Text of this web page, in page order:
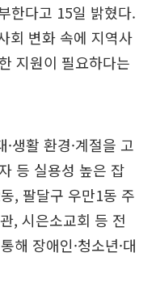
한다고 15일 밝혔다.
회 변화 속에 지역사
지원이 필요하다는
생활 환경·계절을 고
등 실용성 높은 잡
, 팔달구 우만1동 주
, 시은소교회 등 전
해 장애인·청소년·대